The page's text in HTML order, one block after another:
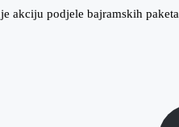
akciju podjele bajramskih